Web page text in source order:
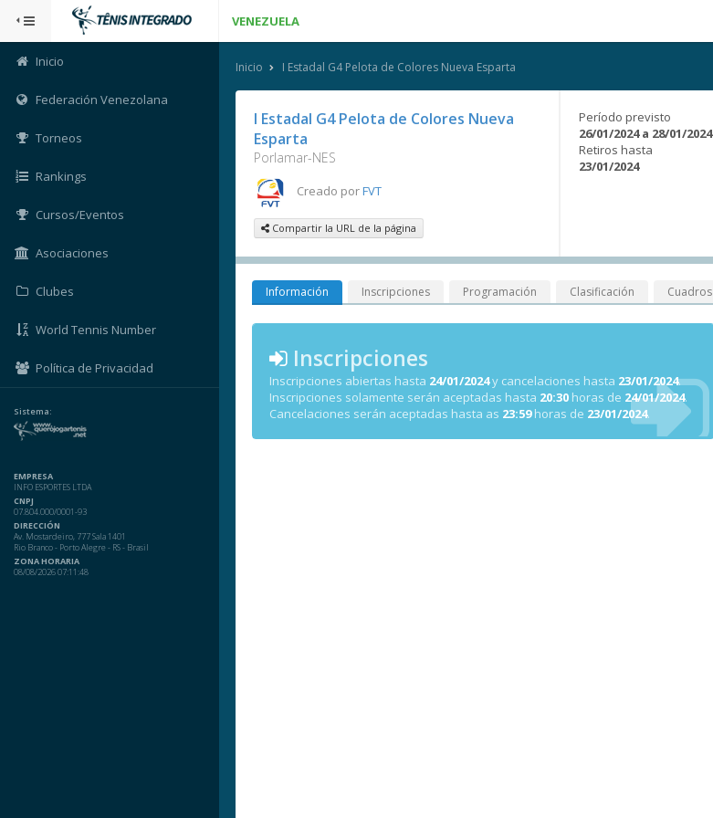
VENEZUELA
Inicio
Federación Venezolana
Torneos
Rankings
Cursos/Eventos
Asociaciones
Clubes
World Tennis Number
Política de Privacidad
Sistema:
EMPRESA
INFO ESPORTES LTDA
CNPJ
07.804.000/0001-93
DIRECCIÓN
Av. Mostardeiro, 777 Sala 1401
Rio Branco - Porto Alegre - RS - Brasil
ZONA HORARIA
08/08/2026 07:11:48
Inicio I Estadal G4 Pelota de Colores Nueva Esparta
I Estadal G4 Pelota de Colores Nueva
Esparta
Porlamar-NES
Creado porFVT
Compartir la URL de la página
Período previsto
26/01/2024 a 28/01/2024
Retiros hasta
23/01/2024
Información Inscripciones Programación Clasificación Cuadros
Inscripciones
Inscripciones abiertas hasta 24/01/2024y cancelaciones hasta 23/01/2024.
Inscripciones solamente serán aceptadas hasta 20:30 horas de 24/01/2024.
Cancelaciones serán aceptadas hasta as 23:59horas de 23/01/2024.